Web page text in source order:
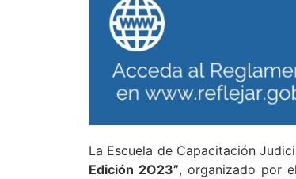
La Escuela de Capacitación
Edición 2O23”, organizado por